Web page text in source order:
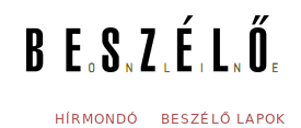
SECONDARY MENU
HÍRMONDÓ BESZÉLŐ LAPOK